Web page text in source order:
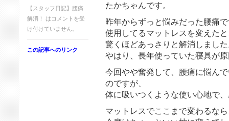
【スタッフ日記】腰痛
解消！ は コメントを受
け付けていません。
この記事へのリンク
たかちゃんです。
昨年からずっと悩みだった腰痛
使用してるマットレスを変えた
驚くほどあっさりと解消しまし
やはり、長年使っていた寝具が
今回やや奮発して、腰痛に悩ん
のですが、
体に吸いつくような使い心地で
マットレスでここまで変わるな